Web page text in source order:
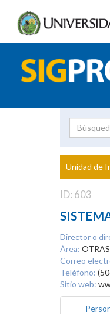
Unidad de
ID: 603
Director o
Área:
Correo
Teléfono:
Sitio web: